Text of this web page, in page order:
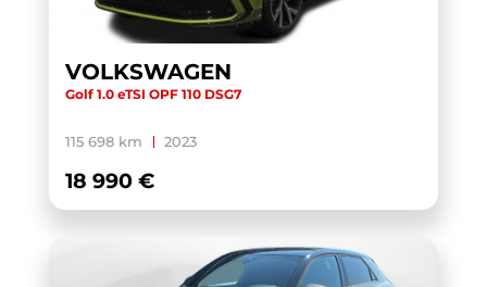
VOLKSWAGEN
Golf 1.0 eTSI OPF 110 DSG7
115 698 km 2023
18 990 €